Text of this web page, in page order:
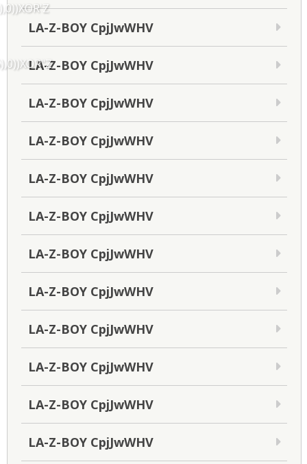
LA-Z-BOY CpjJwWHV
LA-Z-BOY CpjJwWHV
LA-Z-BOY CpjJwWHV
LA-Z-BOY CpjJwWHV
LA-Z-BOY CpjJwWHV
LA-Z-BOY CpjJwWHV
LA-Z-BOY CpjJwWHV
LA-Z-BOY CpjJwWHV
LA-Z-BOY CpjJwWHV
LA-Z-BOY CpjJwWHV
LA-Z-BOY CpjJwWHV
LA-Z-BOY CpjJwWHV